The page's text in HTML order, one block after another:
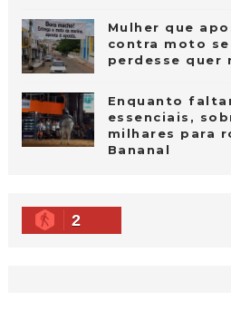
Mulher que
contra moto se
perdesse quer
Enquanto
essenciais,
milhares para
Bananal
2